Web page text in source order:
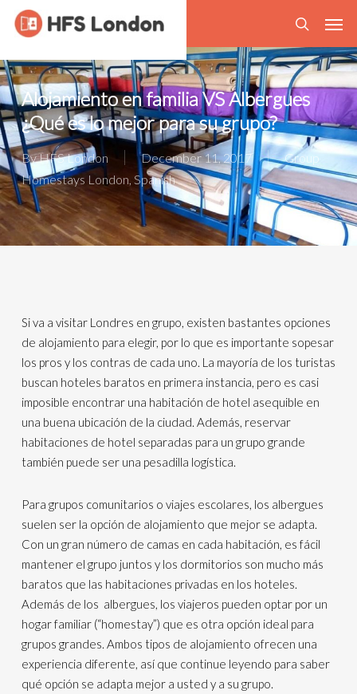
Skip
content
search
Alojamiento en familia VS Albergues
¿Qué es lo mejor para su grupo?
ByHFS London December 11, 2017
Group
Homestays London, Spanish
Si va a visitar Londres en grupo, existen bastantes opciones
de alojamiento para elegir, por lo que es importante sopesar
los pros y los contras de cada uno. La mayoría de los turistas
buscan hoteles baratos en primera instancia, pero es casi
imposible encontrar una habitación de hotel asequible en
una buena ubicación de la ciudad. Además, reservar
habitaciones de hotel separadas para un grupo grande
también puede ser una pesadilla logística.
Para grupos comunitarios o viajes escolares, los albergues
suelen ser la opción de alojamiento que mejor se adapta.
Con un gran número de camas en cada habitación, es fácil
mantener el grupo juntos y los dormitorios son mucho más
baratos que las habitaciones privadas en los hoteles.
Además de los albergues, los viajeros pueden optar por un
hogar familiar (“homestay”) que es otra opción ideal para
grupos grandes. Ambos tipos de alojamiento ofrecen una
experiencia diferente, así que continue leyendo para saber
qué opción se adapta mejor a usted y a su grupo.